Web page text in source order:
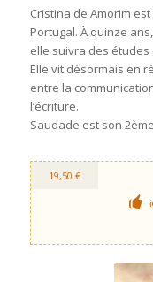
Cristina de Amorim
Portugal. À quinze
elle suivra des études
Elle vit désormais en
entre la
l’écriture.
Saudade est son
19,50 €